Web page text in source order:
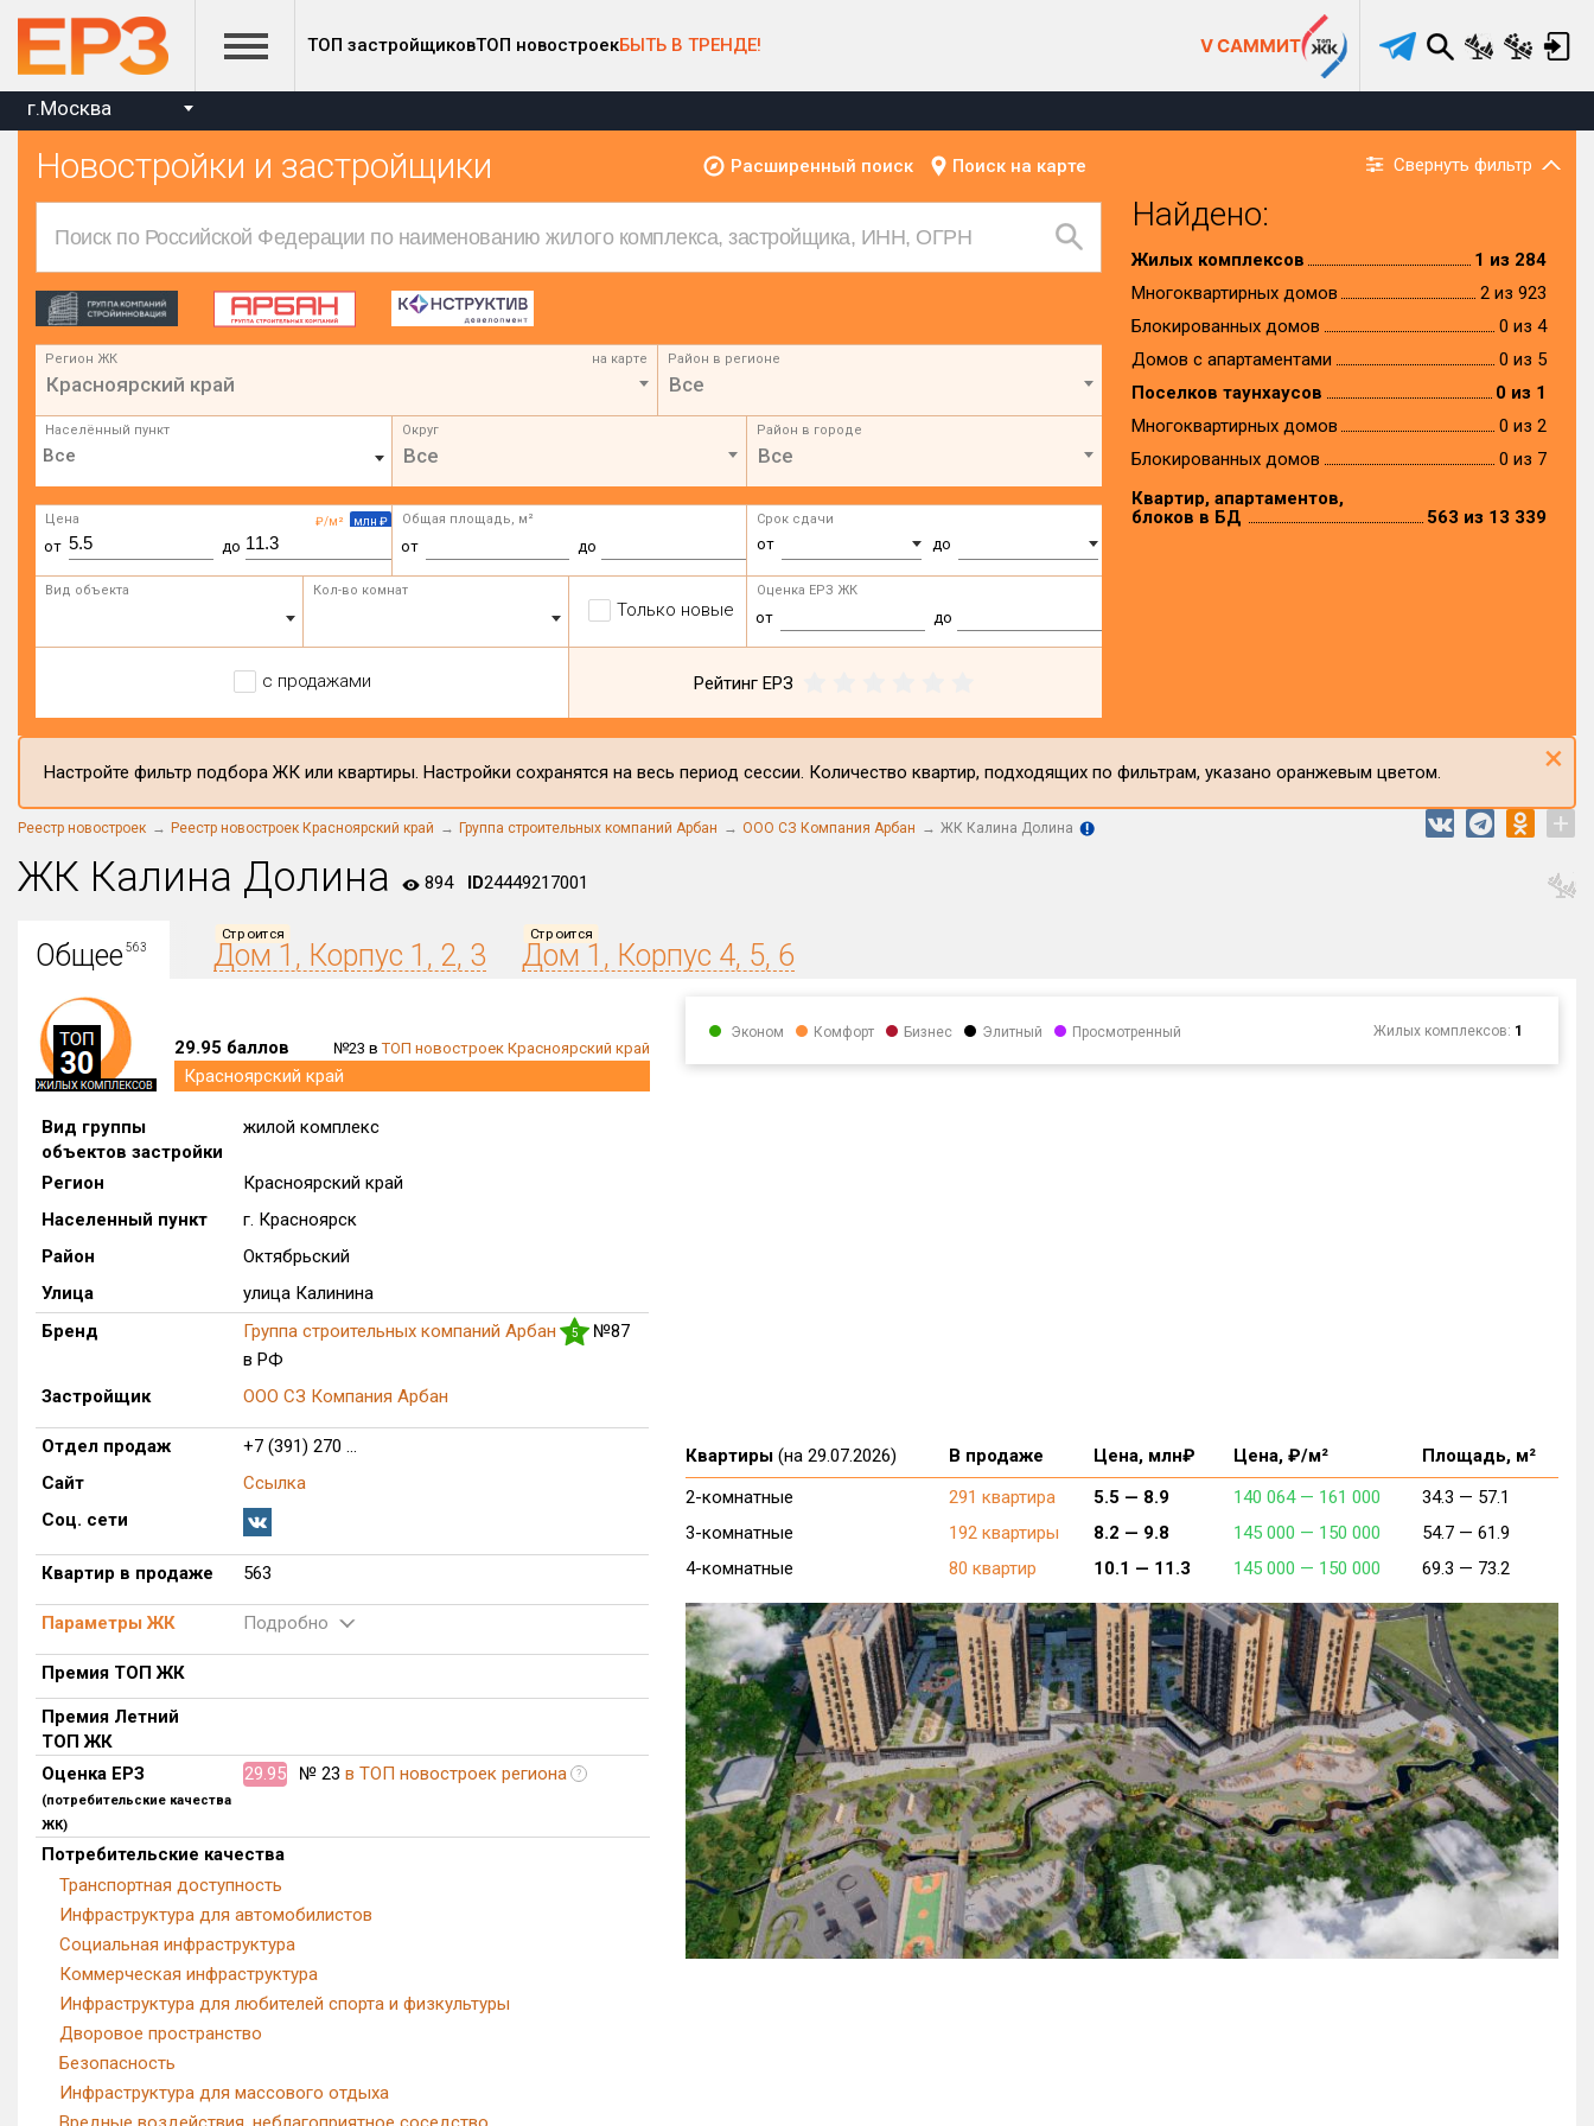
ТОП застройщиковТОП новостроекБЫТЬ В ТРЕНДЕ! V САММИТ
г.Москва
Новостройки и застройщики Расширенный поиск Поиск на карте Свернуть фильтр
Регион ЖК на карте
Красноярский край
Район в регионе
Все
Населённый пункт Округ
Все
Район в городе
Все
₽/м² млн ₽
Цена
от до
Общая площадь, м²
от до
Срок сдачи
от до
Вид объекта Кол-во комнат
Только новые
Оценка ЕРЗ ЖК
от до
с продажами Рейтинг ЕРЗ
Найдено:
Жилых комплексов
1 из 284
Многоквартирных домов
2 из 923
Блокированных домов
0 из 4
Домов с апартаментами
0 из 5
Поселков таунхаусов
0 из 1
Многоквартирных домов
0 из 2
Блокированных домов
0 из 7
Квартир, апартаментов,
блоков в БД
563 из 13 339
Настройте фильтр подбора ЖК или квартиры. Настройки сохранятся на весь период сессии. Количество квартир, подходящих по фильтрам, указано оранжевым цветом. ×
Реестр новостроек Реестр новостроек Красноярский край Группа строительных компаний Арбан ООО СЗ Компания Арбан ЖК Калина Долина +
ЖК Калина Долина 894 ID24449217001
Общее563
Строится
Дом 1, Корпус 1, 2, 3
Строится
Дом 1, Корпус 4, 5, 6
29.95 баллов №23 вТОП новостроек Красноярский край
Красноярский край
Вид группы
объектов застройки
жилой комплекс
Регион
Красноярский край
Населенный пункт
г. Красноярск
Район
Октябрьский
Улица
улица Калинина
Бренд
Группа строительных компаний Арбан 5
№87
в РФ
Застройщик
ООО СЗ Компания Арбан
Отдел продаж
+7 (391) 270 ...
Сайт
Ссылка
Соц. сети
Квартир в продаже 563
Параметры ЖК Подробно
Премия ТОП ЖК
Премия Летний
ТОП ЖК
Оценка ЕРЗ
(потребительские качества
ЖК)
29.95 № 23 в ТОП новостроек региона ?
Потребительские качества
Транспортная доступность
Инфраструктура для автомобилистов
Социальная инфраструктура
Коммерческая инфраструктура
Инфраструктура для любителей спорта и физкультуры
Дворовое пространство
Безопасность
Инфраструктура для массового отдыха
Эконом Комфорт Бизнес Элитный Просмотренный Жилых комплексов: 1
Квартиры (на 29.07.2026) В продаже Цена, млн₽ Цена, ₽/м²
Площадь, м²
2-комнатные
291 квартира 5.5 — 8.9 140 064 — 161 000 34.3 — 57.1
3-комнатные
192 квартиры 8.2 — 9.8 145 000 — 150 000 54.7 — 61.9
4-комнатные
80 квартир 10.1 — 11.3 145 000 — 150 000 69.3 — 73.2